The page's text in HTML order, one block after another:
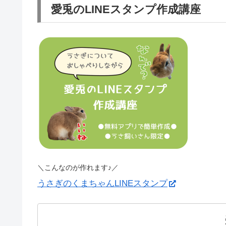
愛兎のLINEスタンプ作成講座
＼こんなのが作れます♪／
うさぎのくまちゃんLINEスタンプ